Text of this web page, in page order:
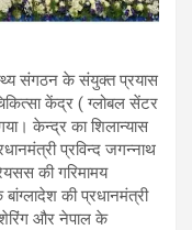
संगठन के संयुक्त प्रयास
केंद्र ( ग्लोबल सेंटर
केन्द्र का शिलान्यास
प्रविन्द जगन्नाथ
की गरिमामय
की प्रधानमंत्री
और नेपाल के